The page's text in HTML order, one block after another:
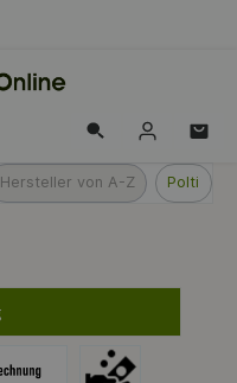
Hersteller von A-Z Polti